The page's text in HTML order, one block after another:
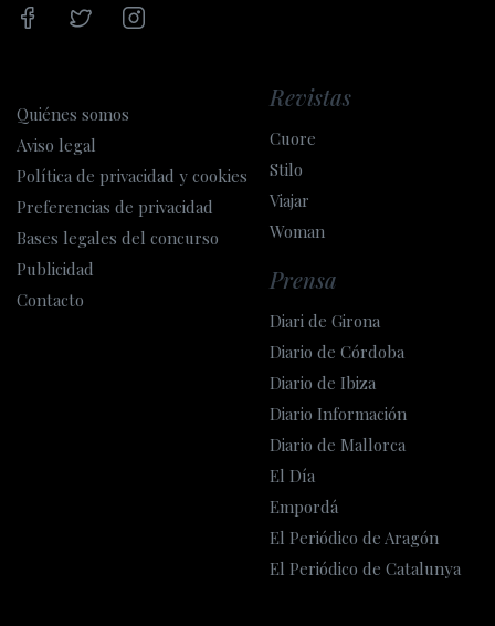
Quiénes somos
Aviso legal
Política de privacidad y cookies
Preferencias de privacidad
Bases legales del concurso
Publicidad
Contacto
Revistas
Cuore
Stilo
Viajar
Woman
Prensa
Diari de Girona
Diario de Córdoba
Diario de Ibiza
Diario Información
Diario de Mallorca
El Día
Empordá
El Periódico de Aragón
El Periódico de Catalunya